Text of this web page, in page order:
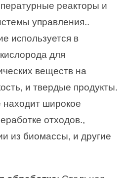
реакторы и
управления..
используется в
для
веществ на
и твердые продукты.
находит широкое
отходов.,
из биомассы, и другие